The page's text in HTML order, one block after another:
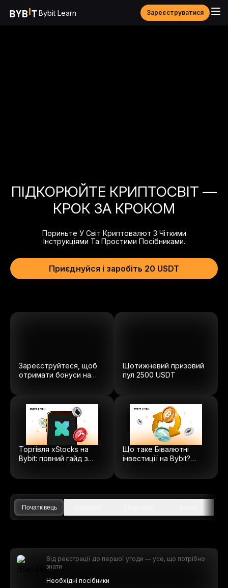
Bybit Learn Зареєструватися
ПІДКОРЮЙТЕ КРИПТОСВІТ —
КРОК ЗА КРОКОМ
Пориньте У Світ Криптовалют З Чіткими
Інструкціями Та Простими Посібниками.
Приєднуйся і заробіть 20 USDT
Зареєструйтеся, щоб
отримати бонуси на
Щотижневий призовий
пул 2500 USDT
Торгівля xStocks на
Bybit: повний гайд з
Що таке Бівалютні
інвестиції на Bybit?
Початківець
Від реєстрації до першої угоди — усе, що потрібно
знати
Необхідні посібники